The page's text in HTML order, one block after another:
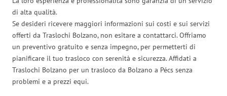
di alta qualità.
Se desideri ricevere maggiori informazioni sui costi e sui servizi
offerti da Traslochi Bolzano, non esitare a contattarci. Offriamo
un preventivo gratuito e senza impegno, per permetterti di
pianificare il tuo trasloco con serenità e sicurezza. Affidati a
Traslochi Bolzano per un trasloco da Bolzano a Pécs senza
problemi e a prezzi equi.